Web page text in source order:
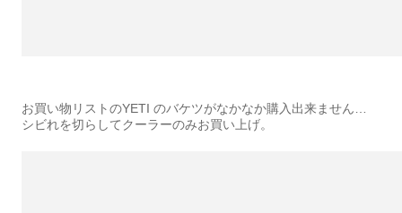
お買い物リストのYETI のバケツがなかなか購入出来ません…
シビれを切らしてクーラーのみお買い上げ。